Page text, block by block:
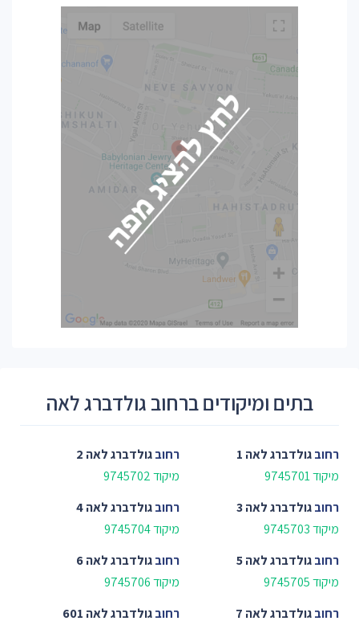
בתים ומיקודים ברחוב גולדברג לאה
רחובגולדברג לאה 1
מיקוד 9745701
רחובגולדברג לאה 2
מיקוד 9745702
רחובגולדברג לאה 3
מיקוד 9745703
רחובגולדברג לאה 4
מיקוד 9745704
רחובגולדברג לאה 5
מיקוד 9745705
רחובגולדברג לאה 6
מיקוד 9745706
רחובגולדברג לאה 7
רחובגולדברג לאה 601